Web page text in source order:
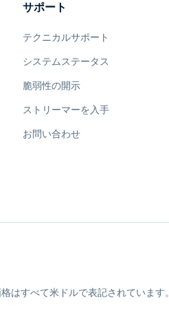
サポート
テクニカルサポート
システムステータス
脆弱性の開示
ストリーマーを入手
お問い合わせ
はすべて米ドルで表記されています。